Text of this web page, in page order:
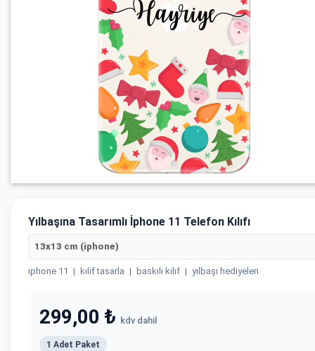
Yılbaşına Tasarımlı İphone 11 Telefon Kılıfı
13x13 cm (iphone)
ıphone 11 | kılıf tasarla | baskılı kılıf | yılbaşı hediyeleri
299,00 ₺ kdv dahil
1 Adet Paket